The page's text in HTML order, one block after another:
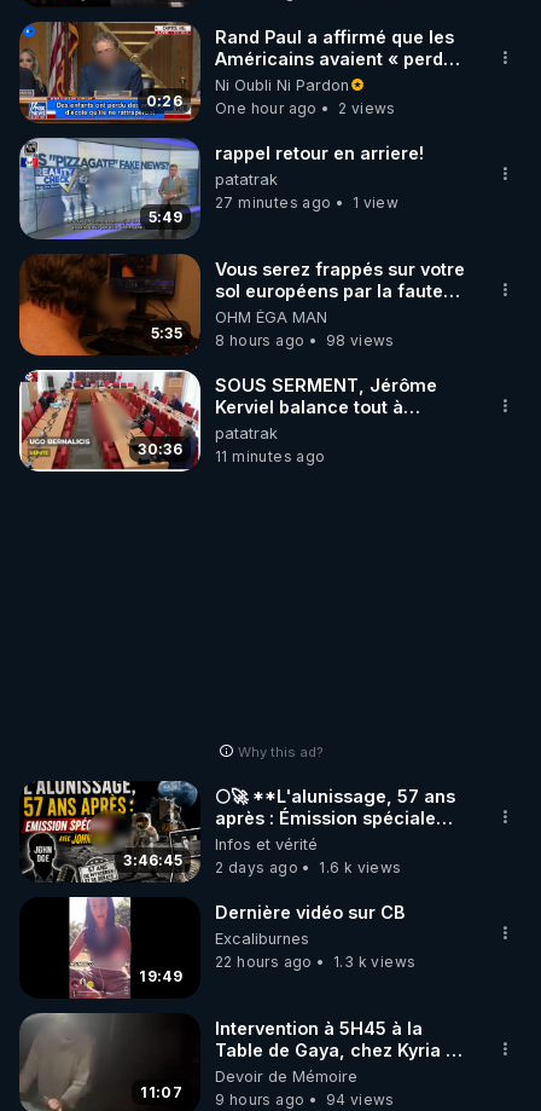
0:26
Rand Paul a affirmé que les
Américains avaient « perdu
la liberté » de décider pour
leur corps
Ni Oubli Ni Pardon
One hour ago
2 views
5:49
rappel retour en arriere!
patatrak
27 minutes ago
1 view
5:35
Vous serez frappés sur votre
sol européens par la faute
des dirigeants qui s'en
mettent dans le nez
OHM ÉGA MAN
8 hours ago
98 views
30:36
SOUS SERMENT, Jérôme
Kerviel balance tout à
l'Assemblée !.0.00-
patatrak
11 minutes ago
Why this ad?
3:46:45
🌕🚀 **L'alunissage, 57 ans
après : Émission spéciale
avec John Doe !** 👨 🚀✨
Infos et vérité
2 days ago
1.6 k views
19:49
Dernière vidéo sur CB
Excaliburnes
22 hours ago
1.3 k views
11:07
Intervention à 5H45 à la
Table de Gaya, chez Kyria et
Manu. 6/08/2026 PARTAGEZ
!
Devoir de Mémoire
9 hours ago
94 views